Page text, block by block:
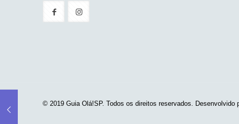
© 2019 Guia Olá!SP. Todos os direitos reservados. Desenvolvido